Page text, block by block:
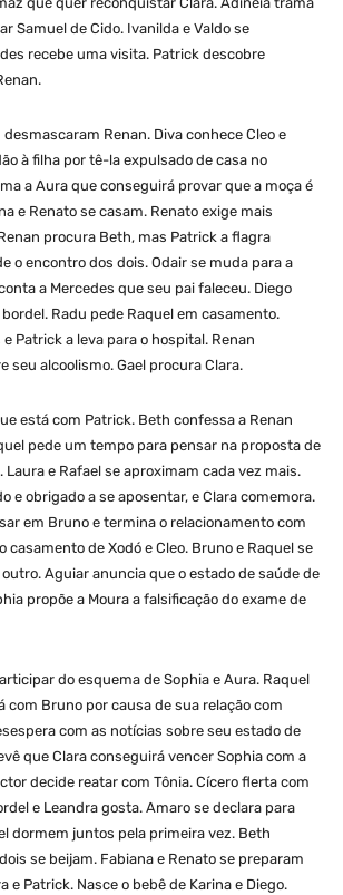
Samuel de Cido. Ivanilda e Valdo se
recebe uma visita. Patrick descobre
Renan. Diva conhece Cleo e
à filha por tê-la expulsado de casa no
a Aura que conseguirá provar que a moça é
e Renato se casam. Renato exige mais
procura Beth, mas Patrick a flagra
o encontro dos dois. Odair se muda para a
a Mercedes que seu pai faleceu. Diego
Radu pede Raquel em casamento.
Patrick a leva para o hospital. Renan
seu alcoolismo. Gael procura Clara.
está com Patrick. Beth confessa a Renan
pede um tempo para pensar na proposta de
Laura e Rafael se aproximam cada vez mais.
e obrigado a se aposentar, e Clara comemora.
em Bruno e termina o relacionamento com
casamento de Xodó e Cleo. Bruno e Raquel se
Aguiar anuncia que o estado de saúde de
propõe a Moura a falsificação do exame de
do esquema de Sophia e Aura. Raquel
com Bruno por causa de sua relação com
com as notícias sobre seu estado de
que Clara conseguirá vencer Sophia com a
decide reatar com Tônia. Cícero flerta com
e Leandra gosta. Amaro se declara para
dormem juntos pela primeira vez. Beth
se beijam. Fabiana e Renato se preparam
e Patrick. Nasce o bebê de Karina e Diego.